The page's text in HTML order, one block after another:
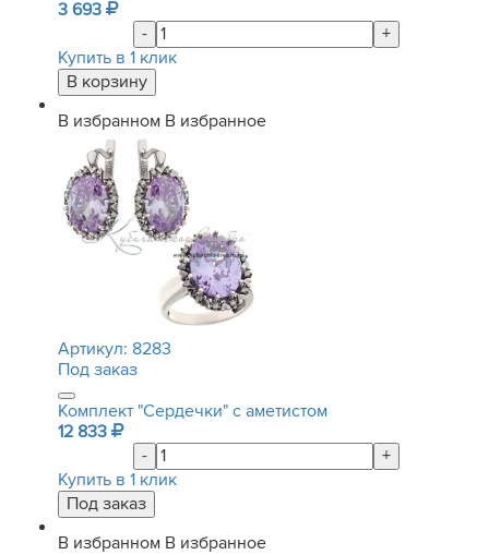
3 693
-
+
Купить в 1 клик
В избранном В избранное
Артикул: 8283
Под заказ
Комплект "Сердечки" с аметистом
12 833
-
+
Купить в 1 клик
В избранном В избранное